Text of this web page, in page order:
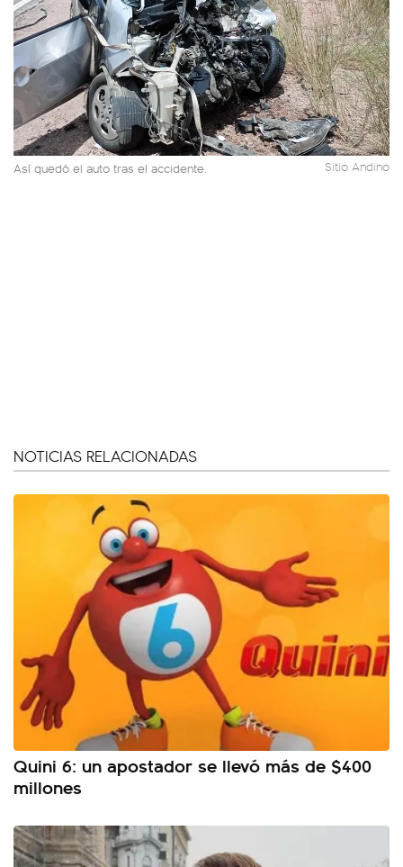
Así quedó el auto tras el accidente. Sitio Andino
NOTICIAS RELACIONADAS
Quini 6: un apostador se llevó más de $400
millones